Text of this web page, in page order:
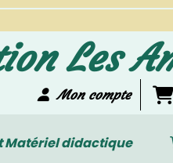
Les
Mon compte
Matériel didactique